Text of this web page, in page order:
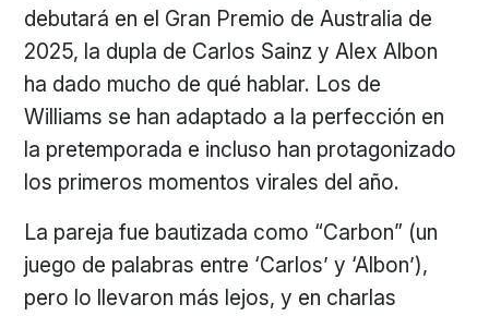
debutará en el Gran Premio de Australia de
2025, la dupla de Carlos Sainz y Alex Albon
ha dado mucho de qué hablar. Los de
Williams se han adaptado a la perfección en
la pretemporada e incluso han protagonizado
los primeros momentos virales del año.
La pareja fue bautizada como “Carbon” (un
juego de palabras entre ‘Carlos’ y ‘Albon’),
pero lo llevaron más lejos, y en charlas